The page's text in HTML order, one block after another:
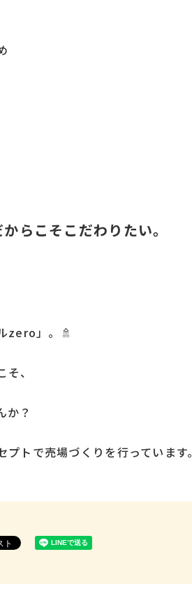
らこそこだわりたい。
zero」。🚿
、
か？
トで売場づくりを行っています。